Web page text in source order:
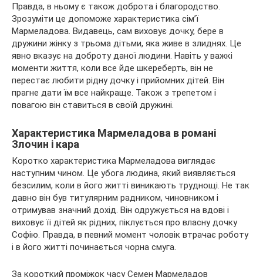
Правда, в ньому є також доброта і благородство.
Зрозуміти це допоможе характеристика сім’ї
Мармеладова. Видавець, сам виховує дочку, бере в
дружини жінку з трьома дітьми, яка живе в злиднях. Це
явно вказує на доброту даної людини. Навіть у важкі
моменти життя, коли все йде шкереберть, він не
перестає любити рідну дочку і прийомних дітей. Він
прагне дати їм все найкраще. Також з трепетом і
повагою він ставиться в своїй дружині.
Характеристика Мармеладова в романі
Злочин і кара
Коротко характеристика Мармеладова виглядає
наступним чином. Це убога людина, який виявляється
безсилим, коли в його житті виникають труднощі. Не так
давно він був титулярним радником, чиновником і
отримував значний дохід. Він одружується на вдові і
виховує її дітей як рідних, піклується про власну дочку
Софію. Правда, в певний момент чоловік втрачає роботу
і в його житті починається чорна смуга.
За короткий проміжок часу Семен Мармеладов